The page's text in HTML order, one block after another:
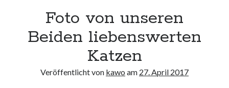
Foto von unseren
Beiden liebenswerten
Katzen
Veröffentlicht von kawo am 27. April 2017